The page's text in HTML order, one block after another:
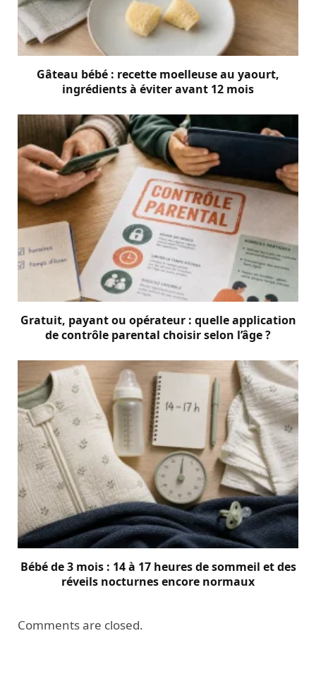
Gâteau bébé : recette moelleuse au yaourt,
ingrédients à éviter avant 12 mois
Gratuit, payant ou opérateur : quelle application
de contrôle parental choisir selon l’âge ?
Bébé de 3 mois : 14 à 17 heures de sommeil et des
réveils nocturnes encore normaux
Comments are closed.